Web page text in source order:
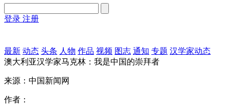
登录 注册
最新 动态 头条 人物 作品 视频 图志 通知 专题 汉学家动态
澳大利亚汉学家马克林：我是中国的崇拜者
来源：中国新闻网
作者：